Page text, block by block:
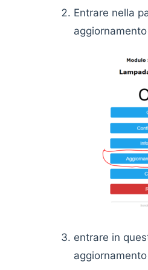
Entrare nella
entrare in